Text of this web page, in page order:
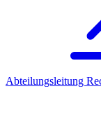
Abteilungsleitung